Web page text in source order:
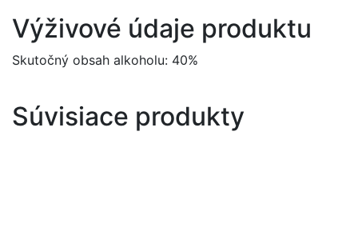
Výživové údaje produktu
Skutočný obsah alkoholu: 40%
Súvisiace produkty